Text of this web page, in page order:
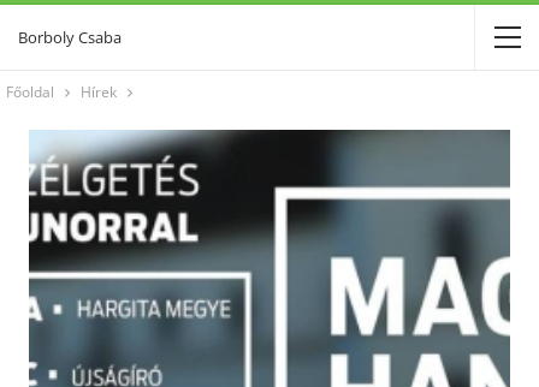
Borboly Csaba
Főoldal Hírek